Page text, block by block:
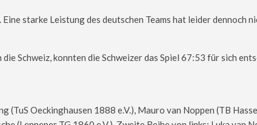
starke Leistung des deutschen Teams hat leider dennoch
Schweiz, konnten die Schweizer das Spiel 67:53 für sich
(TuS Oeckinghausen 1888 e.V.), Mauro van Noppen (TB